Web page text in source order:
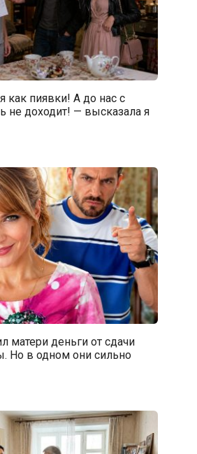
как пиявки! А до нас с
не доходит! — высказала я
матери деньги от сдачи
Но в одном они сильно